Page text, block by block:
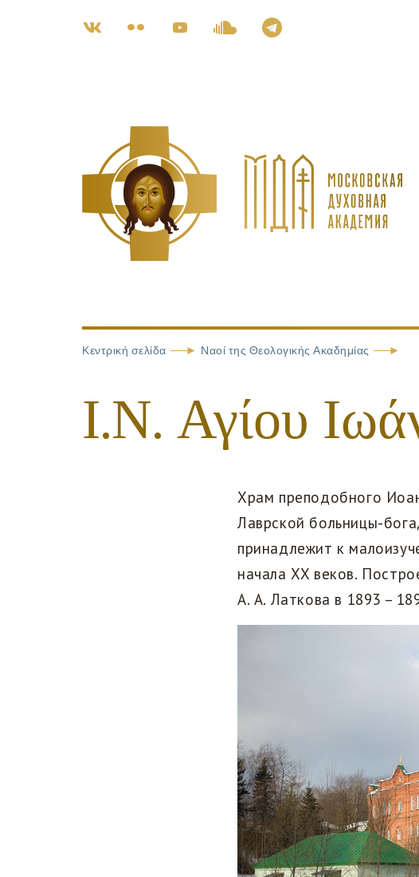
Κεντρική σελίδα Ναοί της Θεολογικής Ακαδημίας
Ι.Ν. Αγίου
Храм преподобного
Лаврской больницы-
принадлежит к
начала XX веков.
А. А. Латкова в 1893 –